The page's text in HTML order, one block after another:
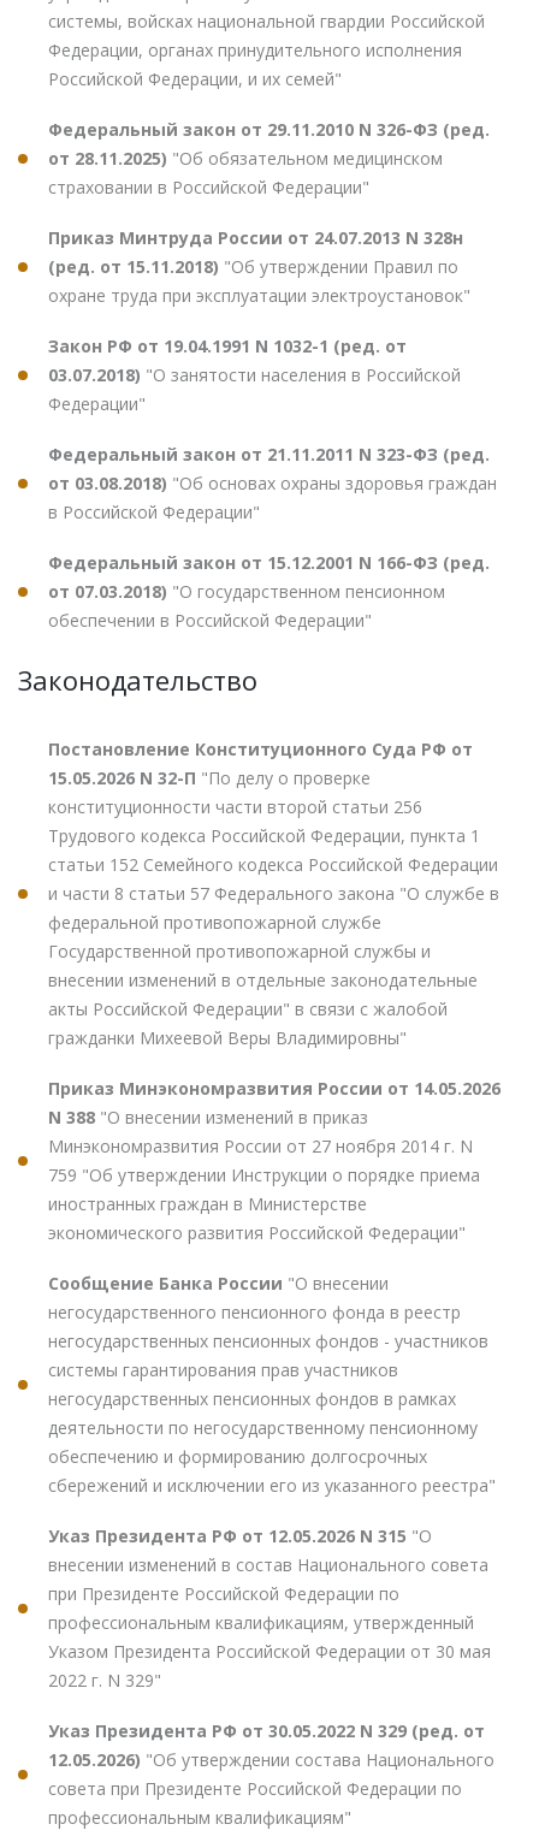
системы, войсках национальной гвардии Российской
Федерации, органах принудительного исполнения
Российской Федерации, и их семей"
Федеральный закон от 29.11.2010 N 326-ФЗ (ред.
от 28.11.2025) "Об обязательном медицинском
страховании в Российской Федерации"
Приказ Минтруда России от 24.07.2013 N 328н
(ред. от 15.11.2018) "Об утверждении Правил по
охране труда при эксплуатации электроустановок"
Закон РФ от 19.04.1991 N 1032-1 (ред. от
03.07.2018) "О занятости населения в Российской
Федерации"
Федеральный закон от 21.11.2011 N 323-ФЗ (ред.
от 03.08.2018) "Об основах охраны здоровья граждан
в Российской Федерации"
Федеральный закон от 15.12.2001 N 166-ФЗ (ред.
от 07.03.2018) "О государственном пенсионном
обеспечении в Российской Федерации"
Законодательство
Постановление Конституционного Суда РФ от
15.05.2026 N 32-П "По делу о проверке
конституционности части второй статьи 256
Трудового кодекса Российской Федерации, пункта 1
статьи 152 Семейного кодекса Российской Федерации
и части 8 статьи 57 Федерального закона "О службе в
федеральной противопожарной службе
Государственной противопожарной службы и
внесении изменений в отдельные законодательные
акты Российской Федерации" в связи с жалобой
гражданки Михеевой Веры Владимировны"
Приказ Минэкономразвития России от 14.05.2026
N 388 "О внесении изменений в приказ
Минэкономразвития России от 27 ноября 2014 г. N
759 "Об утверждении Инструкции о порядке приема
иностранных граждан в Министерстве
экономического развития Российской Федерации"
Сообщение Банка России "О внесении
негосударственного пенсионного фонда в реестр
негосударственных пенсионных фондов - участников
системы гарантирования прав участников
негосударственных пенсионных фондов в рамках
деятельности по негосударственному пенсионному
обеспечению и формированию долгосрочных
сбережений и исключении его из указанного реестра"
Указ Президента РФ от 12.05.2026 N 315 "О
внесении изменений в состав Национального совета
при Президенте Российской Федерации по
профессиональным квалификациям, утвержденный
Указом Президента Российской Федерации от 30 мая
2022 г. N 329"
Указ Президента РФ от 30.05.2022 N 329 (ред. от
12.05.2026) "Об утверждении состава Национального
совета при Президенте Российской Федерации по
профессиональным квалификациям"